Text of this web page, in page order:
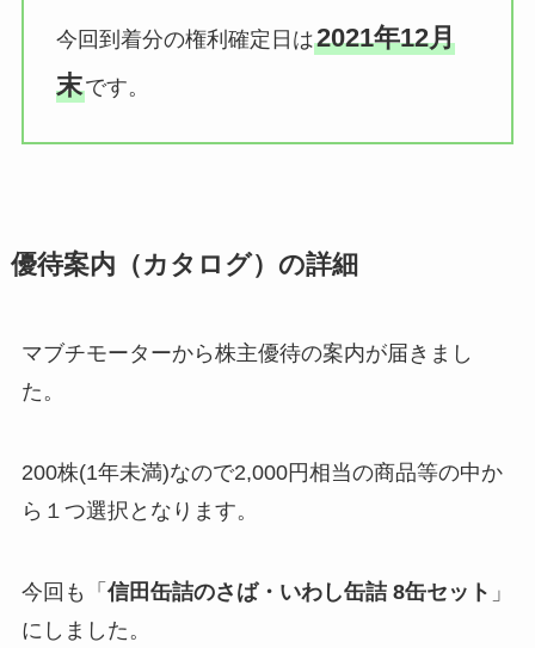
今回到着分の権利確定日は2021年12月
末です。
優待案内（カタログ）の詳細
マブチモーターから株主優待の案内が届きまし
た。
200株(1年未満)なので2,000円相当の商品等の中か
ら１つ選択となります。
今回も「 信田缶詰のさば・いわし缶詰 8缶セット 」
にしました。